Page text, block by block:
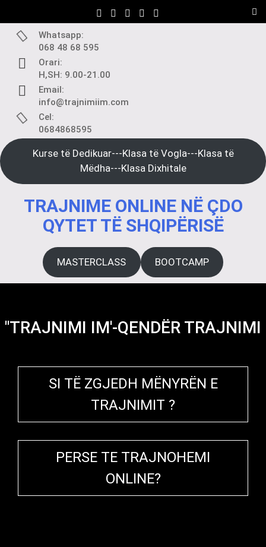
content
Whatsapp:
068 48 68 595
Orari:
H,SH: 9.00-21.00
Email:
info@trajnimiim.com
Cel:
0684868595
Kurse të Dedikuar---Klasa të Vogla---Klasa të
Mëdha---Klasa Dixhitale
TRAJNIME ONLINE NË ÇDO
QYTET TË SHQIPËRISË
MASTERCLASS BOOTCAMP
"TRAJNIMI IM'-QENDËR TRAJNIMI
SI TË ZGJEDH MËNYRËN E
TRAJNIMIT ?
PERSE TE TRAJNOHEMI
ONLINE?